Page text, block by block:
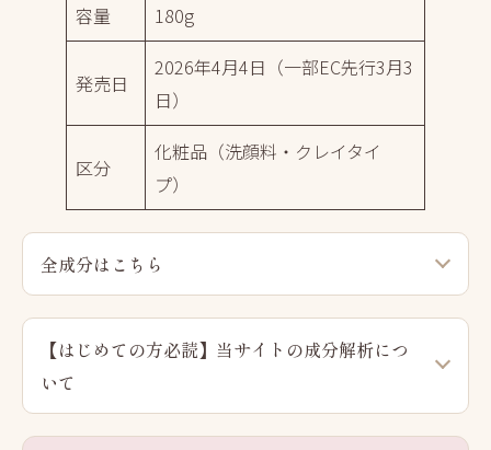
容量
180g
発売日
2026年4月4日（一部EC先行3月3
日）
区分
化粧品（洗顔料・クレイタイ
プ）
全成分はこちら
【はじめての方必読】当サイトの成分解析につ
いて